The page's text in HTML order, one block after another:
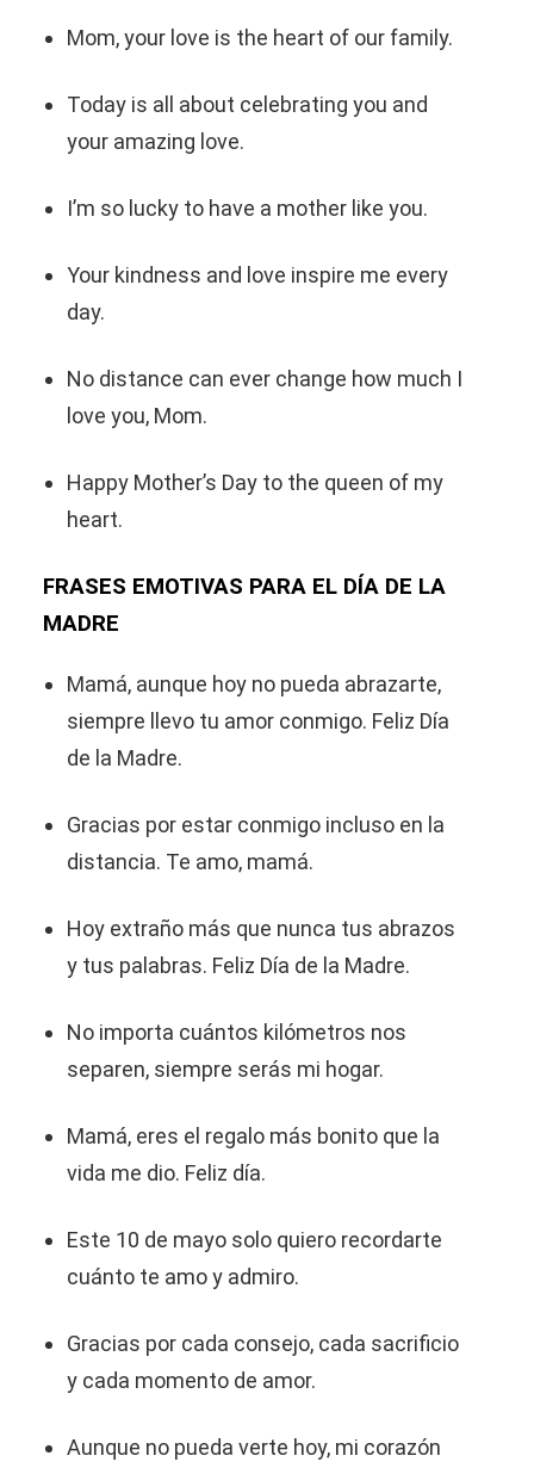
Mom, your love is the heart of our family.
Today is all about celebrating you and
your amazing love.
I’m so lucky to have a mother like you.
Your kindness and love inspire me every
day.
No distance can ever change how much I
love you, Mom.
Happy Mother’s Day to the queen of my
heart.
FRASES EMOTIVAS PARA EL DÍA DE LA
MADRE
Mamá, aunque hoy no pueda abrazarte,
siempre llevo tu amor conmigo. Feliz Día
de la Madre.
Gracias por estar conmigo incluso en la
distancia. Te amo, mamá.
Hoy extraño más que nunca tus abrazos
y tus palabras. Feliz Día de la Madre.
No importa cuántos kilómetros nos
separen, siempre serás mi hogar.
Mamá, eres el regalo más bonito que la
vida me dio. Feliz día.
Este 10 de mayo solo quiero recordarte
cuánto te amo y admiro.
Gracias por cada consejo, cada sacrificio
y cada momento de amor.
Aunque no pueda verte hoy, mi corazón